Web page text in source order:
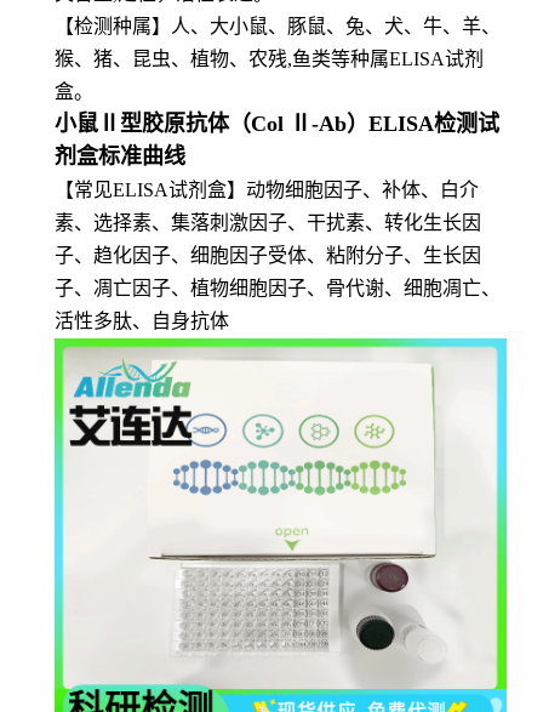
【检测种属】人、大小鼠、豚鼠、兔、犬、牛、羊、
猴、猪、昆虫、植物、农残,鱼类等种属ELISA试剂
盒。
小鼠Ⅱ型胶原抗体（Col Ⅱ-Ab）ELISA检测试
剂盒标准曲线
【常见ELISA试剂盒】动物细胞因子、补体、白介
素、选择素、集落刺激因子、干扰素、转化生长因
子、趋化因子、细胞因子受体、粘附分子、生长因
子、凋亡因子、植物细胞因子、骨代谢、细胞凋亡、
活性多肽、自身抗体